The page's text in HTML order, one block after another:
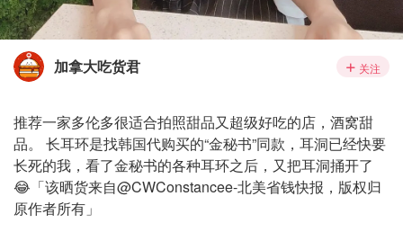
加拿大吃货君 关注
推荐一家多伦多很适合拍照甜品又超级好吃的店，酒窝甜
品。 长耳环是找韩国代购买的“金秘书”同款，耳洞已经快要
长死的我，看了金秘书的各种耳环之后，又把耳洞捅开了
😂「该晒货来自@CWConstancee-北美省钱快报，版权归
原作者所有」